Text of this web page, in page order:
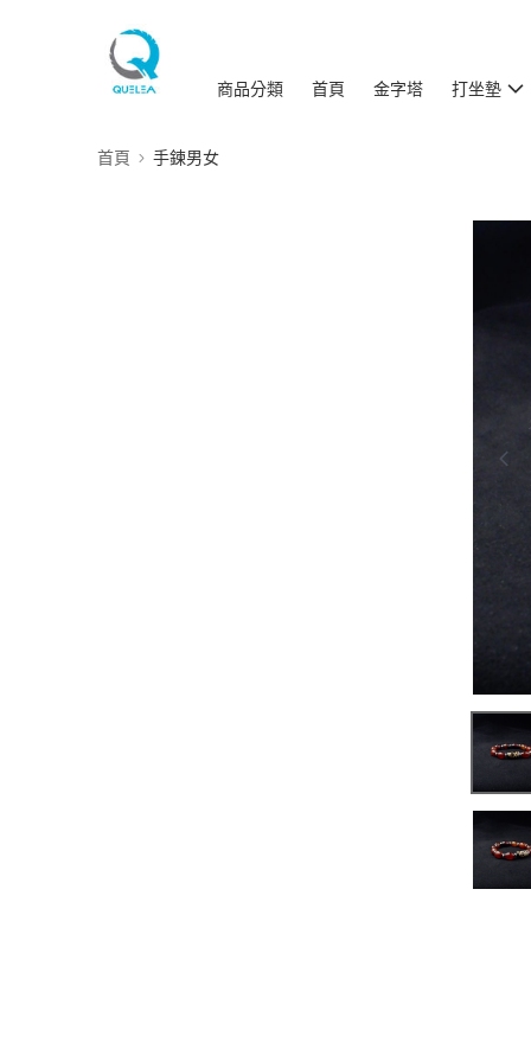
商品分類 首頁 金字塔 打坐墊
首頁 手鍊男女